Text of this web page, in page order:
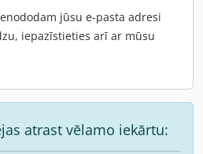
jūsu e-pasta adresi
iepazīstieties arī ar mūsu
atrast vēlamo iekārtu: